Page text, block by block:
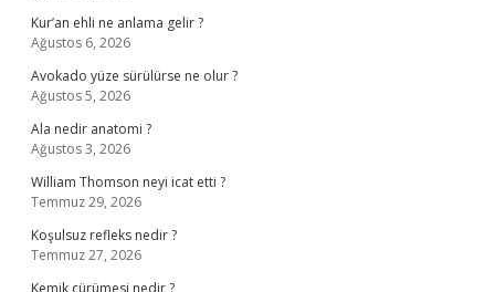
Kur’an ehli ne anlama gelir ?
Ağustos 6, 2026
Avokado yüze sürülürse ne olur ?
Ağustos 5, 2026
Ala nedir anatomi ?
Ağustos 3, 2026
William Thomson neyi icat etti ?
Temmuz 29, 2026
Koşulsuz refleks nedir ?
Temmuz 27, 2026
Kemik çürümesi nedir ?